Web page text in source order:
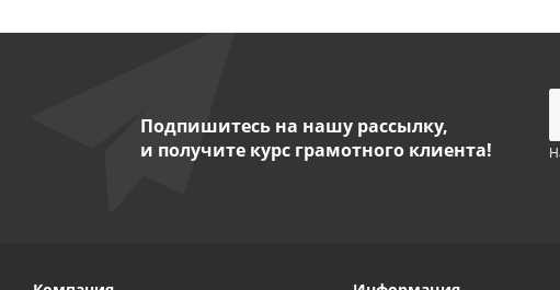
Подпишитесь на нашу рассылку,
и получите курс грамотного клиента!